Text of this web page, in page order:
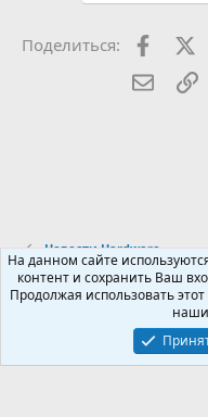
Поделиться:
Новости Hardware
Russian (RU)
Политика
На данном сайте
контент и сохранить Ваш
Продолжая использовать